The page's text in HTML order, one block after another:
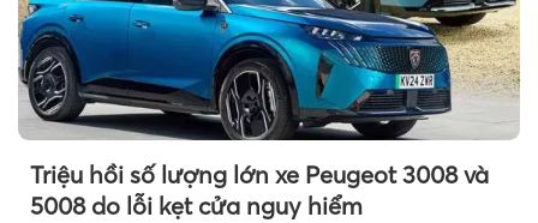
Triệu hồi số lượng lớn xe Peugeot 3008 và
5008 do lỗi kẹt cửa nguy hiểm